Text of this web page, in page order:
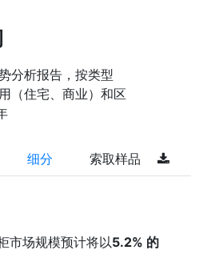
分析报告，按类型
（住宅、商业）和区
细分 索取样品
市场规模预计将以5.2% 的